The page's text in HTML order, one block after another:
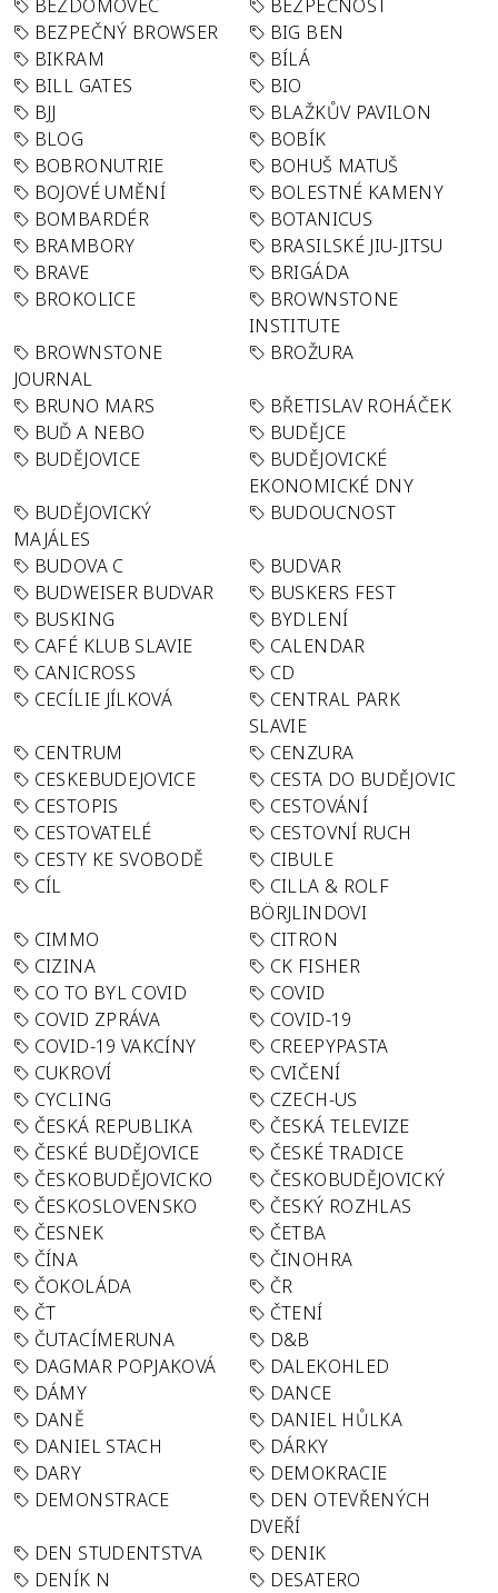
BEZDOMOVEC
BEZPEČNOST
BEZPEČNÝ BROWSER
BIG BEN
BIKRAM
BÍLÁ
BILL GATES
BIO
BJJ
BLAŽKŮV PAVILON
BLOG
BOBÍK
BOBRONUTRIE
BOHUŠ MATUŠ
BOJOVÉ UMĚNÍ
BOLESTNÉ KAMENY
BOMBARDÉR
BOTANICUS
BRAMBORY
BRASILSKÉ JIU-JITSU
BRAVE
BRIGÁDA
BROKOLICE
BROWNSTONE
INSTITUTE
BROWNSTONE
JOURNAL
BROŽURA
BRUNO MARS
BŘETISLAV ROHÁČEK
BUĎ A NEBO
BUDĚJCE
BUDĚJOVICE
BUDĚJOVICKÉ
EKONOMICKÉ DNY
BUDĚJOVICKÝ
MAJÁLES
BUDOUCNOST
BUDOVA C
BUDVAR
BUDWEISER BUDVAR
BUSKERS FEST
BUSKING
BYDLENÍ
CAFÉ KLUB SLAVIE
CALENDAR
CANICROSS
CD
CECÍLIE JÍLKOVÁ
CENTRAL PARK
SLAVIE
CENTRUM
CENZURA
CESKEBUDEJOVICE
CESTA DO BUDĚJOVIC
CESTOPIS
CESTOVÁNÍ
CESTOVATELÉ
CESTOVNÍ RUCH
CESTY KE SVOBODĚ
CIBULE
CÍL
CILLA & ROLF
BÖRJLINDOVI
CIMMO
CITRON
CIZINA
CK FISHER
CO TO BYL COVID
COVID
COVID ZPRÁVA
COVID-19
COVID-19 VAKCÍNY
CREEPYPASTA
CUKROVÍ
CVIČENÍ
CYCLING
CZECH-US
ČESKÁ REPUBLIKA
ČESKÁ TELEVIZE
ČESKÉ BUDĚJOVICE
ČESKÉ TRADICE
ČESKOBUDĚJOVICKO
ČESKOBUDĚJOVICKÝ
ČESKOSLOVENSKO
ČESKÝ ROZHLAS
ČESNEK
ČETBA
ČÍNA
ČINOHRA
ČOKOLÁDA
ČR
ČT
ČTENÍ
ČUTACÍMERUNA
D&B
DAGMAR POPJAKOVÁ
DALEKOHLED
DÁMY
DANCE
DANĚ
DANIEL HŮLKA
DANIEL STACH
DÁRKY
DARY
DEMOKRACIE
DEMONSTRACE
DEN OTEVŘENÝCH
DVEŘÍ
DEN STUDENTSTVA
DENIK
DENÍK N
DESATERO